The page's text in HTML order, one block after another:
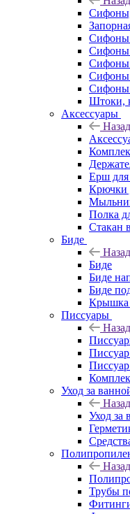
Сифоны
Сифоны
Сифоны
Сифоны
Сифоны
Штоки,
Аксессуары
Назад
Ерш для
Крючки
Полка
Стакан
Биде
Назад
Биде
Биде
Биде
Крышка
Писсуары
Назад
Уход за
Назад
Уход за
Назад
Трубы